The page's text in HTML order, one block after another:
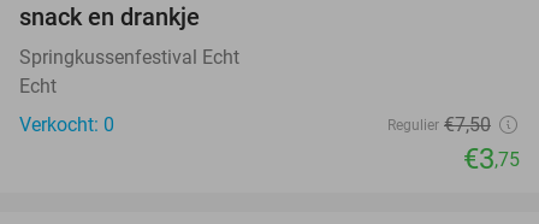
TODAY
snack en drankje
Springkussenfestival Echt
Echt
Verkocht: 0
Regulier €7,50
€3,75